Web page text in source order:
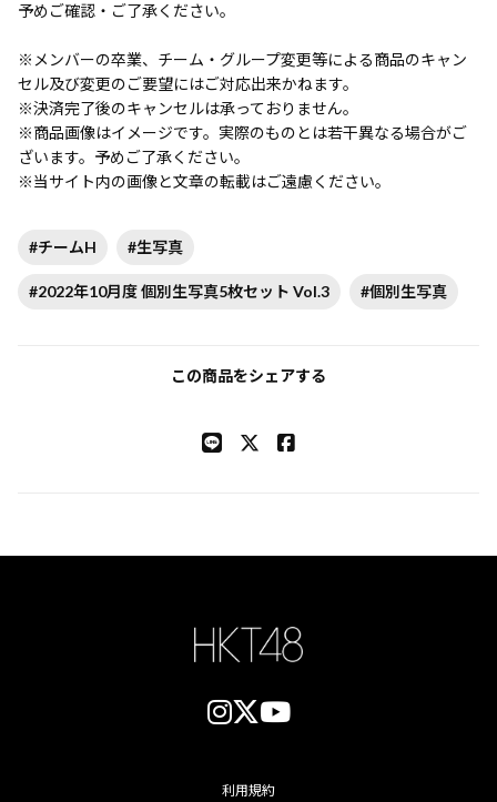
予めご確認・ご了承ください。
※メンバーの卒業、チーム・グループ変更等による商品のキャン
セル及び変更のご要望にはご対応出来かねます。
※決済完了後のキャンセルは承っておりません。
※商品画像はイメージです。実際のものとは若干異なる場合がご
ざいます。予めご了承ください。
※当サイト内の画像と文章の転載はご遠慮ください。
#チームH #生写真
#2022年10月度 個別生写真5枚セット Vol.3 #個別生写真
この商品をシェアする
利用規約